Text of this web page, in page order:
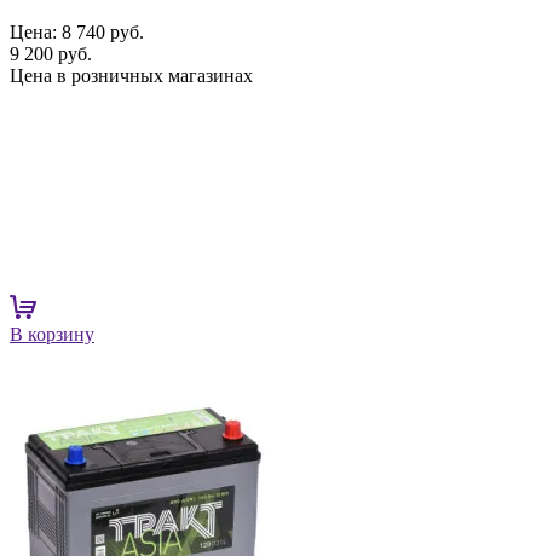
Цена: 8 740 руб.
9 200 руб.
Цена в розничных магазинах
В корзину